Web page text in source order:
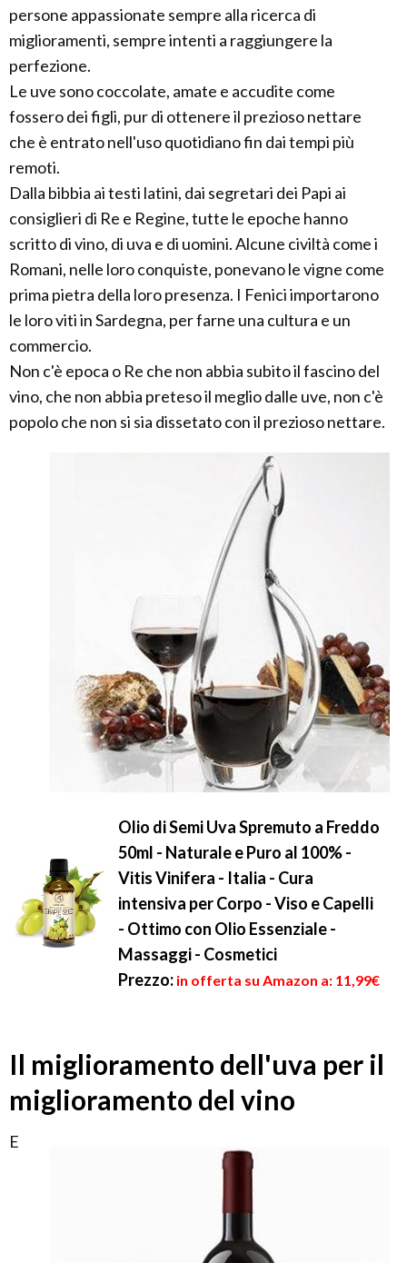
persone appassionate sempre alla ricerca di
miglioramenti, sempre intenti a raggiungere la
perfezione.
Le uve sono coccolate, amate e accudite come
fossero dei figli, pur di ottenere il prezioso nettare
che è entrato nell'uso quotidiano fin dai tempi più
remoti.
Dalla bibbia ai testi latini, dai segretari dei Papi ai
consiglieri di Re e Regine, tutte le epoche hanno
scritto di vino, di uva e di uomini. Alcune civiltà come i
Romani, nelle loro conquiste, ponevano le vigne come
prima pietra della loro presenza. I Fenici importarono
le loro viti in Sardegna, per farne una cultura e un
commercio.
Non c'è epoca o Re che non abbia subito il fascino del
vino, che non abbia preteso il meglio dalle uve, non c'è
popolo che non si sia dissetato con il prezioso nettare.
Olio di Semi Uva Spremuto a Freddo
50ml - Naturale e Puro al 100% -
Vitis Vinifera - Italia - Cura
intensiva per Corpo - Viso e Capelli
- Ottimo con Olio Essenziale -
Massaggi - Cosmetici
Prezzo: in offerta su Amazon a: 11,99€
Il miglioramento dell'uva per il
miglioramento del vino
E